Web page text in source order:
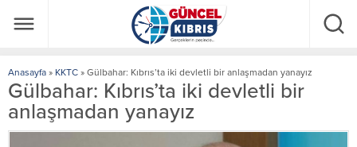
Anasayfa » KKTC » Gülbahar: Kıbrıs’ta iki devletli bir anlaşmadan yanayız
Gülbahar: Kıbrıs’ta iki devletli bir
anlaşmadan yanayız